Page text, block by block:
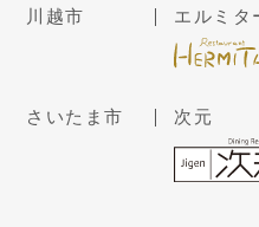
川越市 エルミタ
さいたま市 次元